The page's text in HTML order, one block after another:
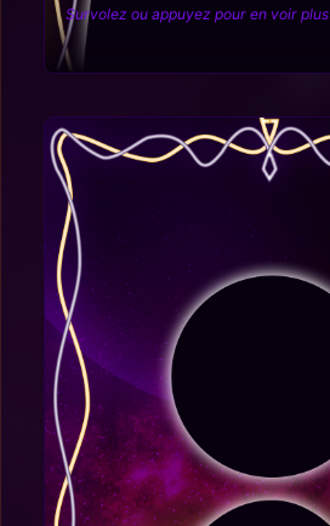
Survolez ou appuyez pour en voir plus